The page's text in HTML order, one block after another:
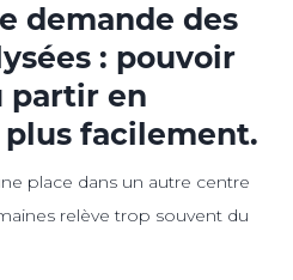
demande des
: pouvoir
partir en
facilement.
place dans un autre centre
relève trop souvent du